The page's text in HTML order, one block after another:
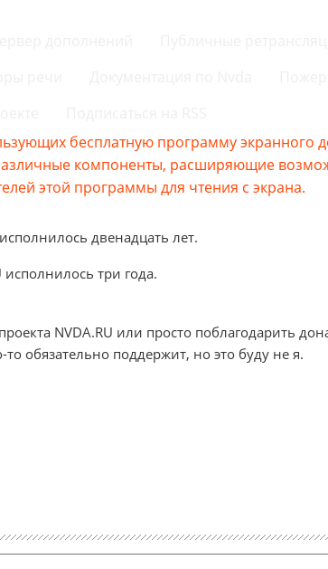
бесплатную программу экранного
компоненты, расширяющие
этой программы для чтения с экрана.
двенадцать лет.
три года.
NVDA.RU или просто поблагодарить
обязательно поддержит, но это буду не я.